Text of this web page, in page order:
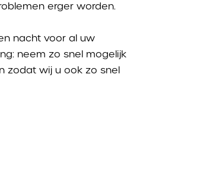
erger worden.
nacht voor al uw
neem zo snel mogelijk
zodat wij u ook zo snel